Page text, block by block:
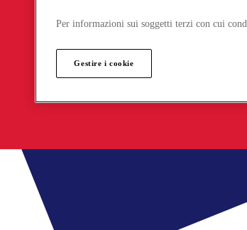
Per informazioni sui soggetti terzi con cui
Gestire i cookie